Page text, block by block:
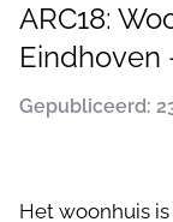
ARC18:
Eindhoven
Gepubliceerd:
Het woonhuis